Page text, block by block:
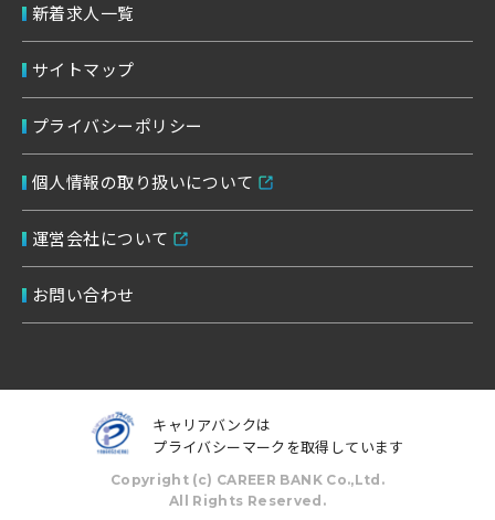
条件をクリアする この内容で検索する
新着求人一覧
サイトマップ
プライバシーポリシー
個人情報の取り扱いについて
運営会社について
お問い合わせ
キャリアバンクは
プライバシーマークを取得しています
Copyright (c) CAREER BANK Co.,Ltd.
All Rights Reserved.